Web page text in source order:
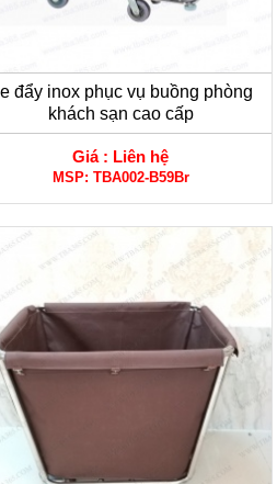
đẩy inox phục vụ buồng phòng
khách sạn cao cấp
Giá : Liên hệ
MSP: TBA002-B59Br